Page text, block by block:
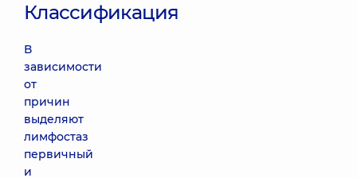
Классификация
В
зависимости
от
причин
выделяют
лимфостаз
первичный
и